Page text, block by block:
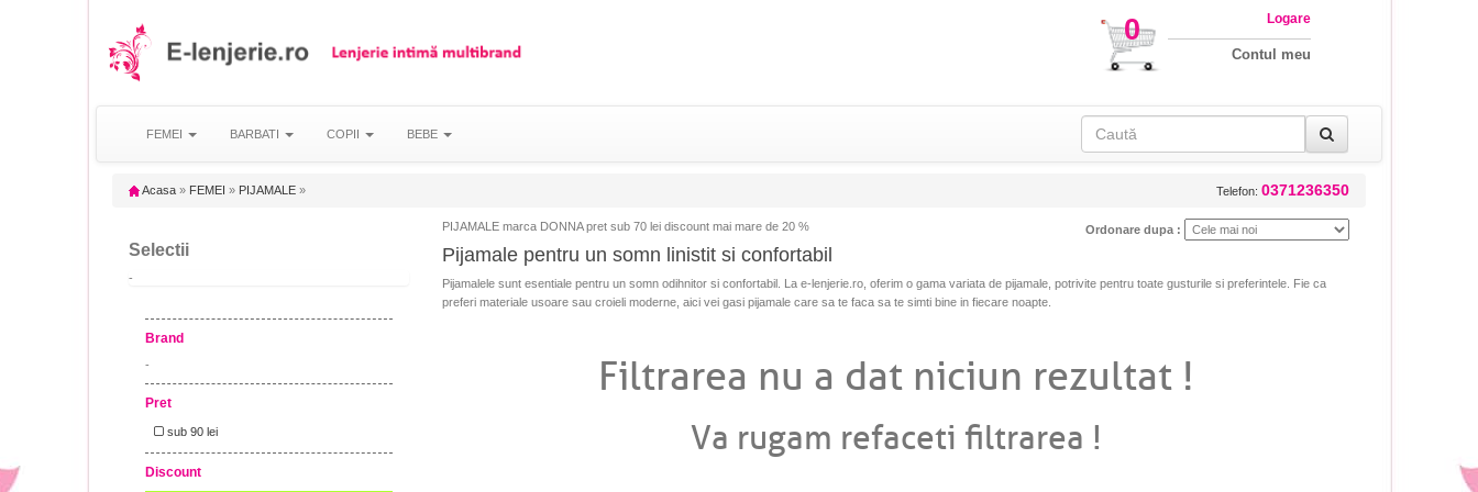
0 Logare
Contul meu
FEMEI BARBATI COPII BEBE
Acasa » FEMEI » PIJAMALE » Telefon: 0371236350
Selectii
-
Brand
-
Pret
sub 90 lei
Discount
PIJAMALE marca DONNA pret sub 70 lei discount mai mare de 20 % Ordonare dupa :
Pijamale pentru un somn linistit si confortabil
Pijamalele sunt esentiale pentru un somn odihnitor si confortabil. La e-lenjerie.ro, oferim o gama variata de pijamale, potrivite pentru toate gusturile si preferintele. Fie ca
preferi materiale usoare sau croieli moderne, aici vei gasi pijamale care sa te faca sa te simti bine in fiecare noapte.
Filtrarea nu a dat niciun rezultat !
Va rugam refaceti filtrarea !